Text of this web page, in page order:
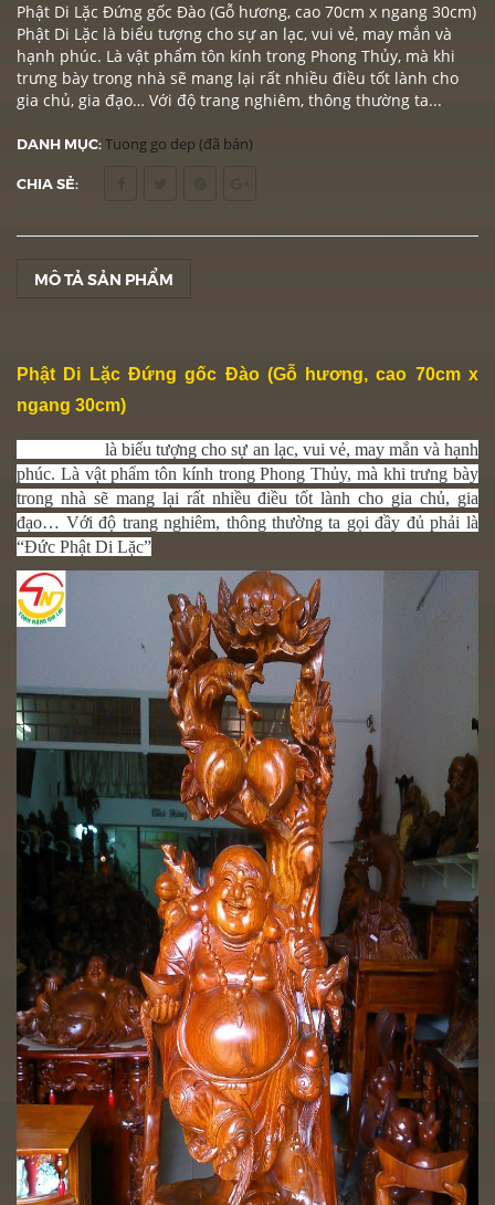
Phật Di Lặc Đứng gốc Đào (Gỗ hương, cao 70cm x ngang 30cm)
Phật Di Lặc là biểu tượng cho sự an lạc, vui vẻ, may mắn và
hạnh phúc. Là vật phẩm tôn kính trong Phong Thủy, mà khi
trưng bày trong nhà sẽ mang lại rất nhiều điều tốt lành cho
gia chủ, gia đạo… Với độ trang nghiêm, thông thường ta...
DANH MỤC:Tuong go dep (đã bán)
CHIA SẺ:
MÔ TẢ SẢN PHẨM
Phật Di Lặc Đứng gốc Đào (Gỗ hương, cao 70cm x
ngang 30cm)
là biểu tượng cho sự an lạc, vui vẻ, may mắn và hạnh
phúc. Là vật phẩm tôn kính trong Phong Thủy, mà khi trưng bày
trong nhà sẽ mang lại rất nhiều điều tốt lành cho gia chủ, gia
đạo… Với độ trang nghiêm, thông thường ta gọi đầy đủ phải là
“Đức Phật Di Lặc”